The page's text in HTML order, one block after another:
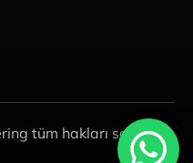
tüm hakları saklıdır.